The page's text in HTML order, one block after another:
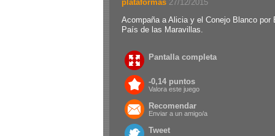
plataformas 27/12/2015
Acompaña a Alicia y el Conejo Blanco por
País de las Maravillas.
Pantalla completa
-0,14 puntos
Valora este juego
Recomendar
Enviar a un amigo/a
Tweet